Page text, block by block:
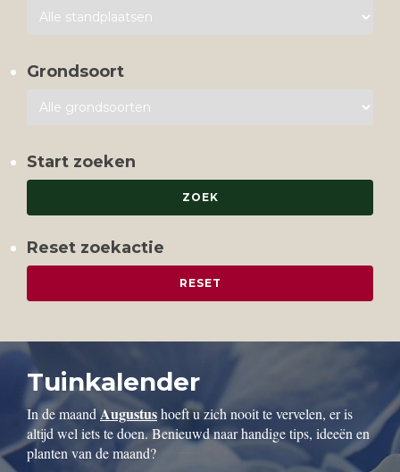
Grondsoort
Start zoeken
Reset zoekactie
Tuinkalender
In de maandAugustushoeft u zich nooit te vervelen, er is
altijd wel iets te doen. Benieuwd naar handige tips, ideeën en
planten van de maand?